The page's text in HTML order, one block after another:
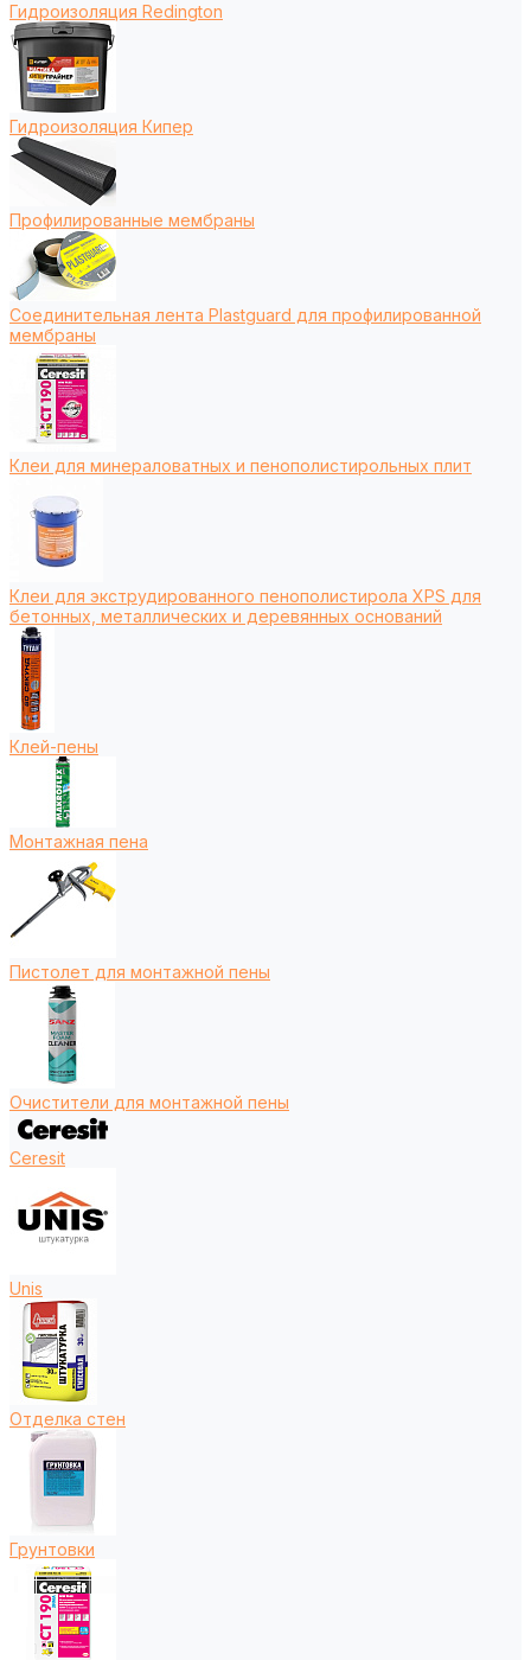
Гидроизоляция Redington
Гидроизоляция Кипер
Профилированные мембраны
Соединительная лента Plastguard для профилированной
мембраны
Клеи для минераловатных и пенополистирольных плит
Клеи для экструдированного пенополистирола XPS для
бетонных, металлических и деревянных оснований
Клей-пены
Монтажная пена
Пистолет для монтажной пены
Очистители для монтажной пены
Ceresit
Unis
Отделка стен
Грунтовки